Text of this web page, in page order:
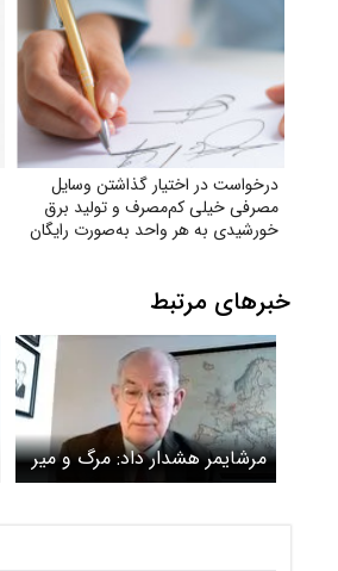
درخواست در اختیار گذاشتن وسایل
مصرفی خیلی کم‌مصرف و تولید برق
خورشیدی به هر واحد به‌صورت رایگان
خبرهای مرتبط
مرشایمر هشدار داد: مرگ و میر
گسترده با بسته شدن تنگه